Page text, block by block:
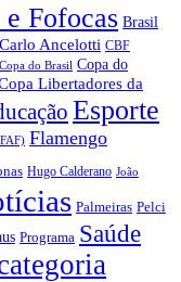
e Fofocas Brasil
Carlo Ancelotti CBF
Copa do Brasil Copa do
Libertadores da
Esporte
Flamengo
Hugo Calderano João
Palmeiras Pelci
Programa Saúde